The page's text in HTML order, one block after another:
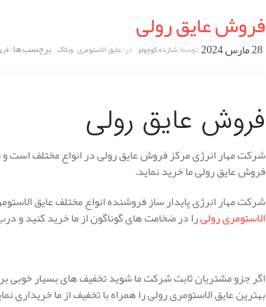
فروش عایق رولی
28 مارس 2024 توسط:شازده کوچولو در:عایق الاستومری ,وبلاگ برچسب ها:
فروش عایق رولی
شرکت مهار انرژی مرکز فروش عایق رولی در انواع مختلف است و
فروش عایق رولی ما خرید نماید.
شرکت مهار انرژی پایدار ساز فروشنده انواع مختلف عایق
الاستومری رولیرا در ضخامت های گوناگون از ما خرید کنید و
اگر جزو مشتریان ثابت شرکت ما شوید تخفیف های بسیار خوبی
بهترین عایق الاستومری رولی را همراه با تخفیف از ما خریداری